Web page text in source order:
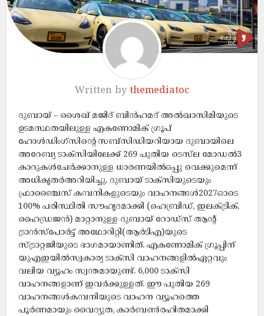
Written by themediatoc
ദുബായ് – ശൈഖ് മജിദ് ബിന്‍ഹമദ് അല്‍ഖാസിമിയുടെ
ഉടമസ്ഥതയിലുള്ള എകണോമിക് ഗ്രൂപ്
ഹോള്‍ഡിംഗ്‌സിന്റെ സബ്‌സിഡിയറിയായ ദുബായിലെ
അറേബ്യ ടാക്‌സിയിലേക്ക് 269 പുതിയ ടെസ്‌ല മോഡല്‍3
കാറുകള്‍ചേര്‍ക്കാനുള്ള ധാരണയില്‍ഒപ്പു വെക്കുമെന്ന്
അധികൃതര്‍അറിയിച്ചു. ദുബായ് ടാക്‌സിയുടെയും
ഫ്രാഞ്ചൈസ് കമ്പനികളുടെയും വാഹനങ്ങള്‍2027ഓടെ
100% പരിസ്ഥിതി സൗഹൃദമാക്കി (ഹെബ്രിഡ്, ഇലക്ട്രിക്,
ഹൈഡ്രജന്‍) മാറ്റാനുള്ള ദുബായ് റോഡ്‌സ് ആന്റ്
ട്രാന്‍സ്‌പോര്‍ട്ട് അഥോറിറ്റി(ആര്‍ടിഎ)യുടെ
സ്ട്രാറ്റജിയുടെ ഭാഗമായാണിത്. എകണോമിക് ഗ്രൂപ്പിന്
യുഎഇയില്‍സ്വകാര്യ ടാക്‌സി വാഹനങ്ങളില്‍ഏറ്റവും
വലിയ വ്യൂഹം സ്വന്തമായുണ്ട്. 6,000 ടാക്‌സി
വാഹനങ്ങളാണ് ഇവര്‍ക്കുള്ളത്. ഈ പുതിയ 269
വാഹനങ്ങള്‍കമ്പനിയുടെ വാഹന വ്യൂഹത്തെ
പൂര്‍ണമായും വൈദ്യുത, കാര്‍ബണ്‍രഹിതമാക്കി